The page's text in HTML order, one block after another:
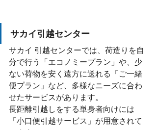
サカイ引越センター
サカイ 引越センターでは、荷造りを自
分で行う「エコノミープラン」や、少
ない荷物を安く遠方に送れる「ご一緒
便プラン」など、多様なニーズに合わ
せたサービスがあります。
長距離引越しをする単身者向けには
「小口便引越サービス」が用意されて